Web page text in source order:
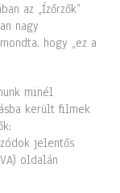
az „Ízőrzők”
nagy
hogy „ez a
minél
került filmek
jelentős
oldalán